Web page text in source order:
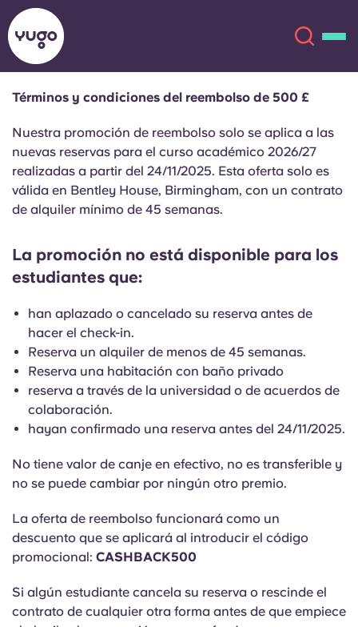
Acerca de
Ubicaciones
Más
Cuenta
English (GB)
Chinese
Català
Deutsch
Elige un país
Elige una ciudad
Elige una residencia
Iniciar sesión
Reserva ahora
English (GB)
English (US)
Chinese
Català Deutsch
Portuguese
Términos y condiciones del reembolso de 500 £
Nuestra promoción de reembolso solo se aplica a las
nuevas reservas para el curso académico 2026/27
realizadas a partir del 24/11/2025. Esta oferta solo es
válida en Bentley House, Birmingham, con un contrato
de alquiler mínimo de 45 semanas.
La promoción no está disponible para los
estudiantes que:
han aplazado o cancelado su reserva antes de
hacer el check-in.
Reserva un alquiler de menos de 45 semanas.
Reserva una habitación con baño privado
reserva a través de la universidad o de acuerdos de
colaboración.
hayan confirmado una reserva antes del 24/11/2025.
No tiene valor de canje en efectivo, no es transferible y
no se puede cambiar por ningún otro premio.
La oferta de reembolso funcionará como un
descuento que se aplicará al introducir el código
promocional: CASHBACK500
Si algún estudiante cancela su reserva o rescinde el
contrato de cualquier otra forma antes de que empiece